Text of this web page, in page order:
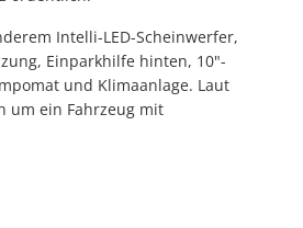
Intelli-LED-Scheinwerfer,
Einparkhilfe hinten, 10"-
und Klimaanlage. Laut
um ein Fahrzeug mit